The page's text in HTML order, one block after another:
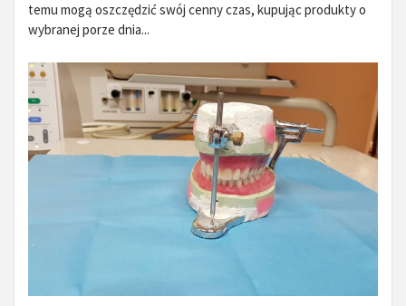
temu mogą oszczędzić swój cenny czas, kupując produkty o
wybranej porze dnia...